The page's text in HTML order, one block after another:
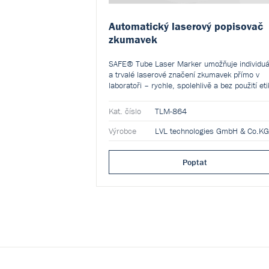
Automatický laserový popisovač
zkumavek
SAFE® Tube Laser Marker umožňuje
a trvalé laserové značení zkumavek přímo v
laboratoři – rychle, spolehlivě a bez použití
zvyšuje sledovatelnost i bezpečnost vzorků.
Kat. číslo
TLM-864
Výrobce
LVL technologies GmbH & Co.KG
Poptat